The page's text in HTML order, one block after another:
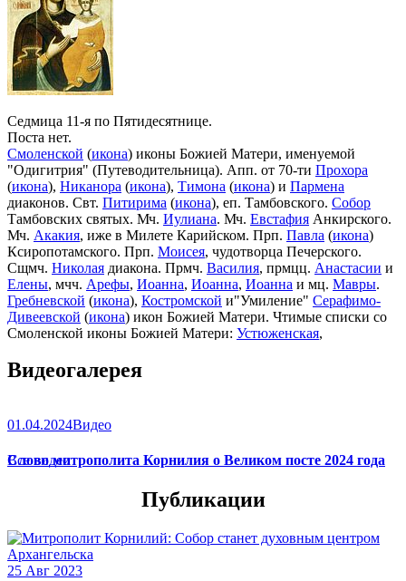
Седмица 11-я по Пятидесятнице.
Поста нет.
Смоленской (икона) иконы Божией Матери, именуемой
"Одигитрия" (Путеводительница). Апп. от 70-ти Прохора
(икона), Никанора (икона), Тимона (икона) и Пармена
диаконов. Свт. Питирима (икона), еп. Тамбовского. Собор
Тамбовских святых. Мч. Иулиана. Мч. Евстафия Анкирского.
Мч. Акакия, иже в Милете Карийском. Прп. Павла (икона)
Ксиропотамского. Прп. Моисея, чудотворца Печерского.
Сщмч. Николая диакона. Прмч. Василия, прмцц. Анастасии и
Елены, мчч. Арефы, Иоанна, Иоанна, Иоанна и мц. Мавры.
Гребневской (икона), Костромской и"Умиление" Серафимо-
Дивеевской (икона) икон Божией Матери. Чтимые списки со
Смоленской иконы Божией Матери: Устюженская,
(икона),Игрицкая,Шуйская
Сергиевская(в Троице-Сергиевой Лавре).
Видеогалерея
01.04.2024Видео
Слово митрополита Корнилия о Великом посте 2024 года
Все видео
Публикации
25 Авг 2023